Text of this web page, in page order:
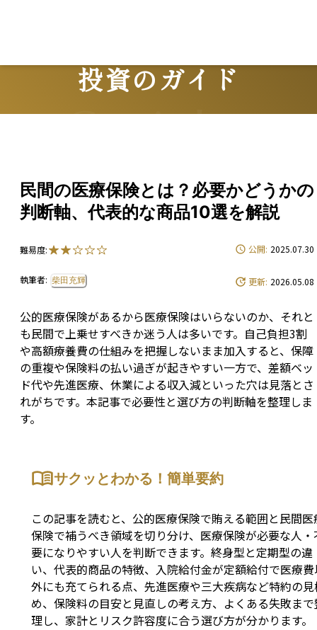
投資のガイド
Guide
民間の医療保険とは？必要かどうかの
判断軸、代表的な商品10選を解説
難易度:
執筆者: 柴田充輝
公開: 2025.07.30
更新: 2026.05.08
公的医療保険があるから医療保険はいらないのか、それと
も民間で上乗せすべきか迷う人は多いです。自己負担3割
や高額療養費の仕組みを把握しないまま加入すると、保障
の重複や保険料の払い過ぎが起きやすい一方で、差額ベッ
ド代や先進医療、休業による収入減といった穴は見落とさ
れがちです。本記事で必要性と選び方の判断軸を整理しま
す。
サクッとわかる！簡単要約
この記事を読むと、公的医療保険で賄える範囲と民間医
保険で補うべき領域を切り分け、医療保険が必要な人・
要になりやすい人を判断できます。終身型と定期型の違
い、代表的商品の特徴、入院給付金が定額給付で医療
外にも充てられる点、先進医療や三大疾病など特約の
め、保険料の目安と見直しの考え方、よくある失敗ま
理し、家計とリスク許容度に合う選び方が分かります。